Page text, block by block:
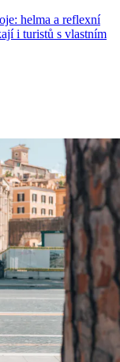
helma a reflexní
i turistů s vlastním